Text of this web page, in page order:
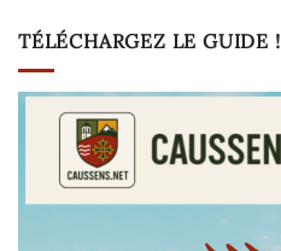
TÉLÉCHARGEZ LE GUIDE !